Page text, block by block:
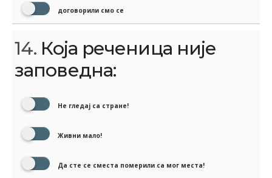
договорили смо се
14. Која реченица није
заповедна:
Не гледај са стране!
Живни мало!
Да сте се сместа померили са мог места!